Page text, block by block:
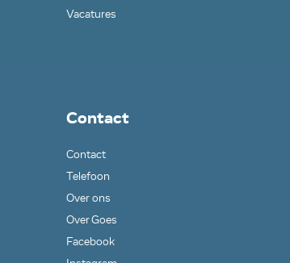
Vacatures
Contact
Contact
Telefoon
Over ons
Over Goes
Facebook